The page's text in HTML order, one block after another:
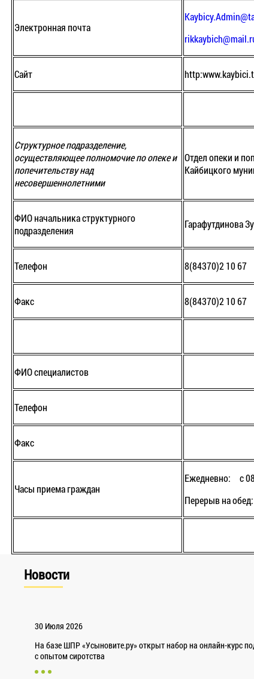
Электронная почта
Сайт
Структурное подразделение,
осуществляющее полномочие по опеке и
попечительству над
несовершеннолетними
Отдел опеки и
Кайбицкого
ФИО начальника структурного
подразделения
Гарафутдинова
Телефон 8(84370)2 10 67
Факс 8(84370)2 10 67
ФИО специалистов
Телефон
Факс
Часы приема граждан
Ежедневно: с
Перерыв на
Новости
30 Июля 2026
На базе ШПР «Усыновите.ру» открыт набор на онлайн-курс
с опытом сиротства